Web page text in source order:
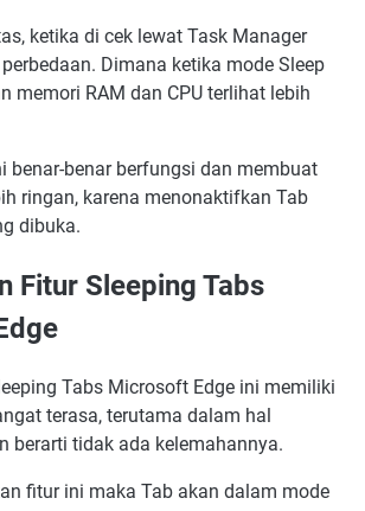
ketika di cek lewat Task Manager
Dimana ketika mode Sleep
memori RAM dan CPU terlihat lebih
benar-benar berfungsi dan membuat
ringan, karena menonaktifkan Tab
dibuka.
Fitur Sleeping Tabs
Tabs Microsoft Edge ini memiliki
terasa, terutama dalam hal
berarti tidak ada kelemahannya.
fitur ini maka Tab akan dalam mode